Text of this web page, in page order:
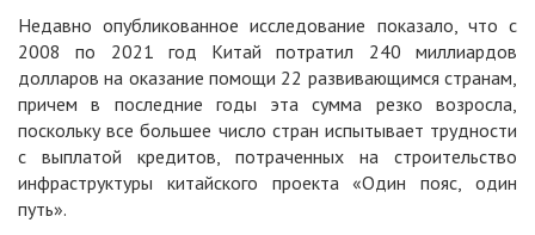
Недавно опубликованное исследование показало, что с
2008 по 2021 год Китай потратил 240 миллиардов
долларов на оказание помощи 22 развивающимся странам,
причем в последние годы эта сумма резко возросла,
поскольку все большее число стран испытывает трудности
с выплатой кредитов, потраченных на строительство
инфраструктуры китайского проекта «Один пояс, один
путь».